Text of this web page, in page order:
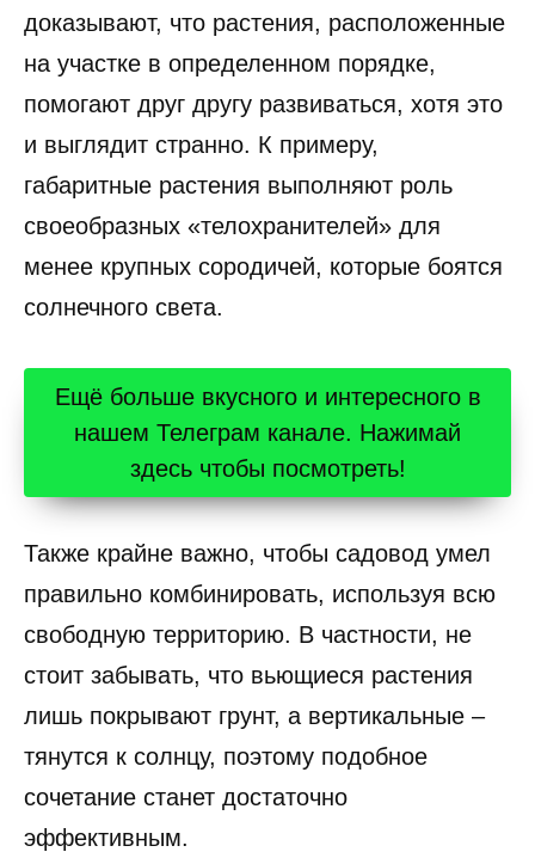
доказывают, что растения, расположенные
на участке в определенном порядке,
помогают друг другу развиваться, хотя это
и выглядит странно. К примеру,
габаритные растения выполняют роль
своеобразных «телохранителей» для
менее крупных сородичей, которые боятся
солнечного света.
Ещё больше вкусного и интересного в
нашем Телеграм канале. Нажимай
здесь чтобы посмотреть!
Также крайне важно, чтобы садовод умел
правильно комбинировать, используя всю
свободную территорию. В частности, не
стоит забывать, что вьющиеся растения
лишь покрывают грунт, а вертикальные –
тянутся к солнцу, поэтому подобное
сочетание станет достаточно
эффективным.